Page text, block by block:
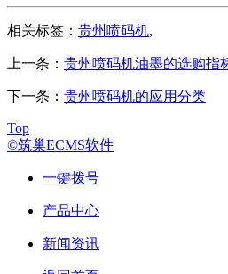
相关标签： 贵州喷码机,
上一条： 贵州喷码机油墨的选购指
下一条： 贵州喷码机的应用分类
Top
©筑巢ECMS软件
一键拨号
产品中心
新闻资讯